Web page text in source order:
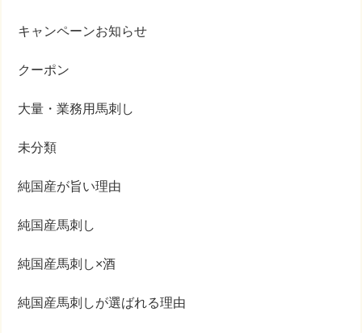
キャンペーンお知らせ
クーポン
大量・業務用馬刺し
未分類
純国産が旨い理由
純国産馬刺し
純国産馬刺し×酒
純国産馬刺しが選ばれる理由